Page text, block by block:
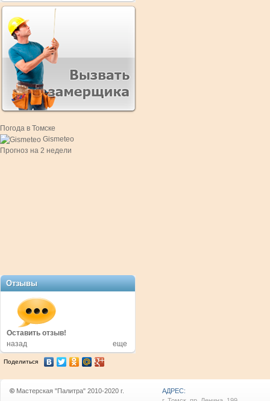
Погода в Томске
Gismeteo
Прогноз на 2 недели
Отзывы
Оставить отзыв!
назад
еще
Поделиться
© Мастерская "Палитра" 2010-2020 г.
АДРЕС: